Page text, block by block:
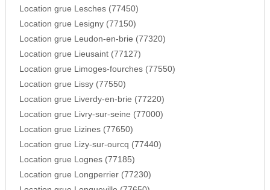
Location grue Lesches (77450)
Location grue Lesigny (77150)
Location grue Leudon-en-brie (77320)
Location grue Lieusaint (77127)
Location grue Limoges-fourches (77550)
Location grue Lissy (77550)
Location grue Liverdy-en-brie (77220)
Location grue Livry-sur-seine (77000)
Location grue Lizines (77650)
Location grue Lizy-sur-ourcq (77440)
Location grue Lognes (77185)
Location grue Longperrier (77230)